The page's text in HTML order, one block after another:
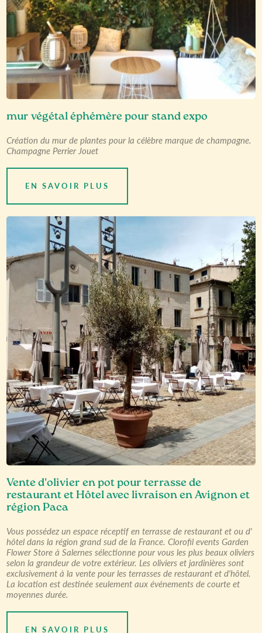
mur végétal éphémère pour stand expo
Création du mur de plantes pour la célèbre marque de champagne.
Champagne Perrier Jouet
EN SAVOIR PLUS
Vente d'olivier en pot pour terrasse de
restaurant et Hôtel avec livraison en Avignon et
région Paca
Vous possédez un espace réceptif en terrasse de restaurant et ou d'
hôtel dans la région grand sud de la France. Clorofil events Garden
Flower Store à Salernes sélectionne pour vous les plus beaux oliviers
selon la grandeur de votre extérieur. Les oliviers et jardinières sont
exclusivement à la vente pour les terrasses de restaurant et d'hôtel.
La location est destinée seulement aux événements de courte et
moyennes durée.
EN SAVOIR PLUS